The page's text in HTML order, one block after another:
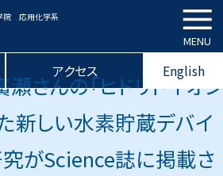
院 応用化学系
MENU
アクセス English
さんの「ヒドリドイオン
新しい水素貯蔵デバイ
究がScience誌に掲載さ